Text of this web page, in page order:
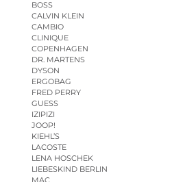
BOSS
CALVIN KLEIN
CAMBIO
CLINIQUE
COPENHAGEN
DR. MARTENS
DYSON
ERGOBAG
FRED PERRY
GUESS
IZIPIZI
JOOP!
KIEHL’S
LACOSTE
LENA HOSCHEK
LIEBESKIND BERLIN
MAC